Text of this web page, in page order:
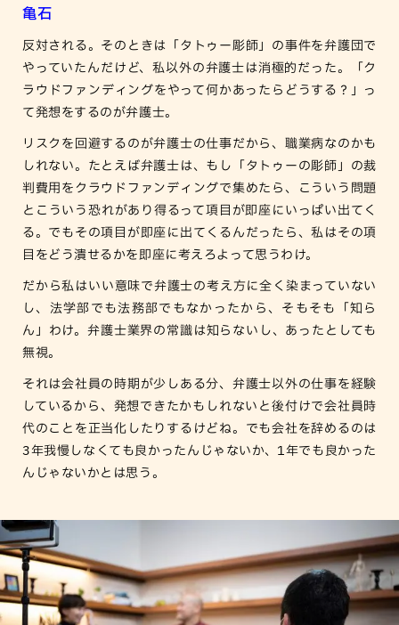
亀石
反対される。そのときは「タトゥー彫師」の事件を弁護団で
やっていたんだけど、私以外の弁護士は消極的だった。「ク
ラウドファンディングをやって何かあったらどうする？」っ
て発想をするのが弁護士。
リスクを回避するのが弁護士の仕事だから、職業病なのかも
しれない。たとえば弁護士は、もし「タトゥーの彫師」の裁
判費用をクラウドファンディングで集めたら、こういう問題
とこういう恐れがあり得るって項目が即座にいっぱい出てく
る。でもその項目が即座に出てくるんだったら、私はその項
目をどう潰せるかを即座に考えろよって思うわけ。
だから私はいい意味で弁護士の考え方に全く染まっていない
し、法学部でも法務部でもなかったから、そもそも「知ら
ん」わけ。弁護士業界の常識は知らないし、あったとしても
無視。
それは会社員の時期が少しある分、弁護士以外の仕事を経験
しているから、発想できたかもしれないと後付けで会社員時
代のことを正当化したりするけどね。でも会社を辞めるのは
3年我慢しなくても良かったんじゃないか、1年でも良かった
んじゃないかとは思う。